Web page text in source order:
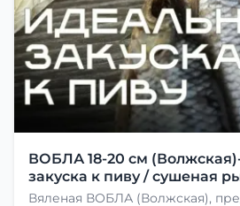
ВОБЛА 18-20 см
закуска к пиву / сушеная
Вяленая ВОБЛА (Волжская),